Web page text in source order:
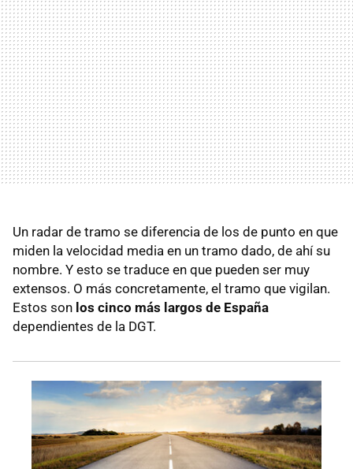
Un radar de tramo se diferencia de los de punto en que
miden la velocidad media en un tramo dado, de ahí su
nombre. Y esto se traduce en que pueden ser muy
extensos. O más concretamente, el tramo que vigilan.
Estos son los cinco más largos de España
dependientes de la DGT.